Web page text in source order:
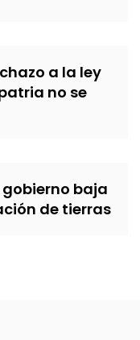
a la ley
no se
gobierno baja
de tierras